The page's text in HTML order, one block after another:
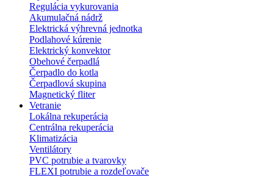
Regulácia vykurovania
Akumulačná nádrž
Elektrická výhrevná jednotka
Podlahové kúrenie
Elektrický konvektor
Obehové čerpadlá
Čerpadlo do kotla
Čerpadlová skupina
Magnetický fliter
Vetranie
Lokálna rekuperácia
Centrálna rekuperácia
Klimatizácia
Ventilátory
PVC potrubie a tvarovky
FLEXI potrubie a rozdeľovače